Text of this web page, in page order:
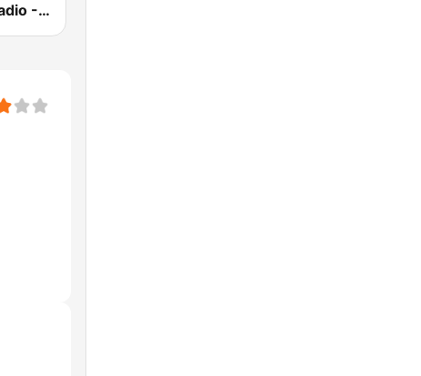
Classical Radio - London Symphony Orchestra